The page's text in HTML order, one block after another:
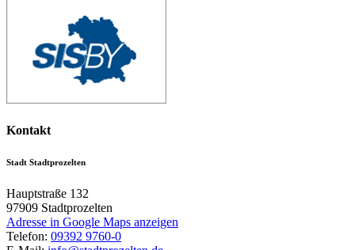
Kontakt
Stadt Stadtprozelten
Hauptstraße 132
97909 Stadtprozelten
Adresse in Google Maps anzeigen
Telefon: 09392 9760-0